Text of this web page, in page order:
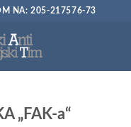
NA: 205-217576-73
„FAK-a“